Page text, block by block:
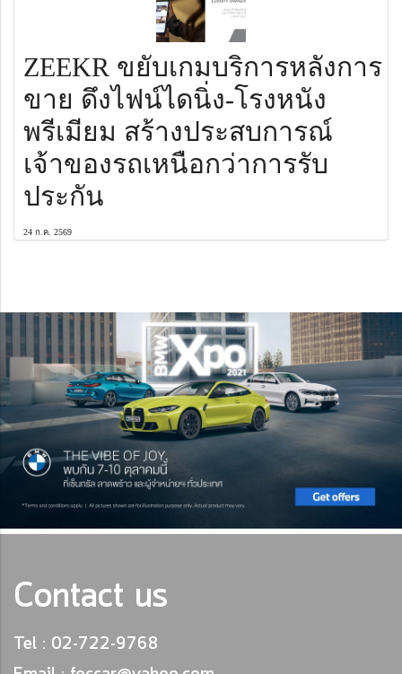
ZEEKR ขยับเกมบริการหลังการ
ขาย ดึงไฟน์ไดนิ่ง-โรงหนัง
พรีเมียม สร้างประสบการณ์
เจ้าของรถเหนือกว่าการรับ
ประกัน
24 ก.ค. 2569
Contact us
Tel : 02-722-9768